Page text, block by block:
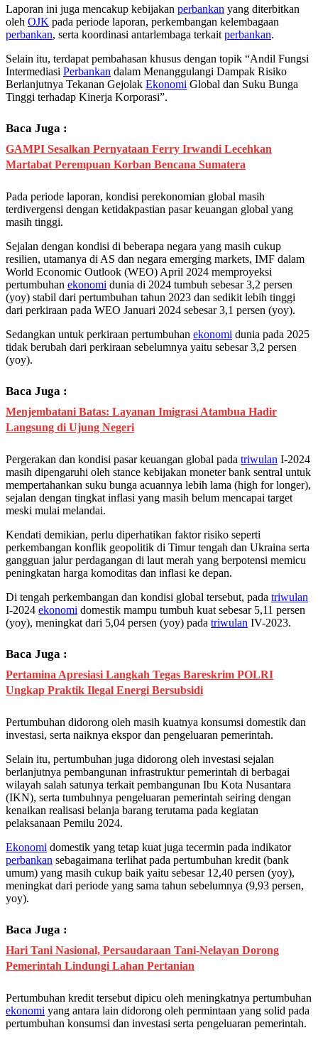
Laporan ini juga mencakup kebijakan perbankan yang diterbitkan
oleh OJK pada periode laporan, perkembangan kelembagaan
perbankan, serta koordinasi antarlembaga terkait perbankan.
Selain itu, terdapat pembahasan khusus dengan topik “Andil Fungsi
Intermediasi Perbankan dalam Menanggulangi Dampak Risiko
Berlanjutnya Tekanan Gejolak Ekonomi Global dan Suku Bunga
Tinggi terhadap Kinerja Korporasi”.
Baca Juga :
GAMPI Sesalkan Pernyataan Ferry Irwandi Lecehkan
Martabat Perempuan Korban Bencana Sumatera
Pada periode laporan, kondisi perekonomian global masih
terdivergensi dengan ketidakpastian pasar keuangan global yang
masih tinggi.
Sejalan dengan kondisi di beberapa negara yang masih cukup
resilien, utamanya di AS dan negara emerging markets, IMF dalam
World Economic Outlook (WEO) April 2024 memproyeksi
pertumbuhan ekonomi dunia di 2024 tumbuh sebesar 3,2 persen
(yoy) stabil dari pertumbuhan tahun 2023 dan sedikit lebih tinggi
dari perkiraan pada WEO Januari 2024 sebesar 3,1 persen (yoy).
Sedangkan untuk perkiraan pertumbuhan ekonomi dunia pada 2025
tidak berubah dari perkiraan sebelumnya yaitu sebesar 3,2 persen
(yoy).
Baca Juga :
Menjembatani Batas: Layanan Imigrasi Atambua Hadir
Langsung di Ujung Negeri
Pergerakan dan kondisi pasar keuangan global pada triwulan I-2024
masih dipengaruhi oleh stance kebijakan moneter bank sentral untuk
mempertahankan suku bunga acuannya lebih lama (high for longer),
sejalan dengan tingkat inflasi yang masih belum mencapai target
meski mulai melandai.
Kendati demikian, perlu diperhatikan faktor risiko seperti
perkembangan konflik geopolitik di Timur tengah dan Ukraina serta
gangguan jalur perdagangan di laut merah yang berpotensi memicu
peningkatan harga komoditas dan inflasi ke depan.
Di tengah perkembangan dan kondisi global tersebut, pada triwulan
I-2024 ekonomi domestik mampu tumbuh kuat sebesar 5,11 persen
(yoy), meningkat dari 5,04 persen (yoy) pada triwulan IV-2023.
Baca Juga :
Pertamina Apresiasi Langkah Tegas Bareskrim POLRI
Ungkap Praktik Ilegal Energi Bersubsidi
Pertumbuhan didorong oleh masih kuatnya konsumsi domestik dan
investasi, serta naiknya ekspor dan pengeluaran pemerintah.
Selain itu, pertumbuhan juga didorong oleh investasi sejalan
berlanjutnya pembangunan infrastruktur pemerintah di berbagai
wilayah salah satunya terkait pembangunan Ibu Kota Nusantara
(IKN), serta tumbuhnya pengeluaran pemerintah seiring dengan
kenaikan realisasi belanja barang terutama pada kegiatan
pelaksanaan Pemilu 2024.
Ekonomi domestik yang tetap kuat juga tecermin pada indikator
perbankan sebagaimana terlihat pada pertumbuhan kredit (bank
umum) yang masih cukup baik yaitu sebesar 12,40 persen (yoy),
meningkat dari periode yang sama tahun sebelumnya (9,93 persen,
yoy).
Baca Juga :
Hari Tani Nasional, Persaudaraan Tani-Nelayan Dorong
Pemerintah Lindungi Lahan Pertanian
Pertumbuhan kredit tersebut dipicu oleh meningkatnya pertumbuhan
ekonomi yang antara lain didorong oleh permintaan yang solid pada
pertumbuhan konsumsi dan investasi serta pengeluaran pemerintah.